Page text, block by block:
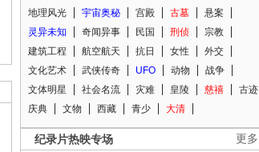
地理风光
宇宙奥秘 宫殿 古墓
悬案
灵异未知
奇闻异事 民国 刑侦
宗教
建筑工程
航空航天 抗日 女性
外交
文化艺术
武侠传奇 UFO 动物
战争
文体明星
社会名流 灾难 皇陵 慈禧
古迹
庆典
文物 西藏 青少 大清
更多
纪录片热映专场